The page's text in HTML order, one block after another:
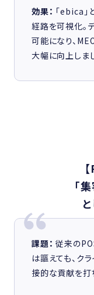
効果： 「ebica
経路を可視化。
可能になり、
大幅に向上しま
「
課題： 従来の
は謳えても、ク
接的な貢献を打